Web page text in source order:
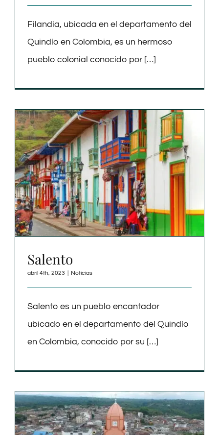
Filandia, ubicada en el departamento del
Quindío en Colombia, es un hermoso
pueblo colonial conocido por […]
Salento
abril 4th, 2023 Noticias
Salento es un pueblo encantador
ubicado en el departamento del Quindío
en Colombia, conocido por su […]